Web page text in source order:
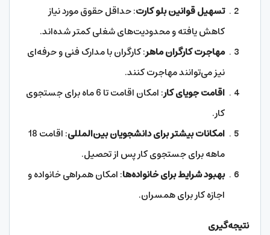
تسهیل قوانین بلو کارت: حداقل حقوق مورد نیاز
کاهش یافته و محدودیت‌های شغلی کمتر شده‌اند.
مهاجرت کارگران ماهر: کارگران با مدارک فنی و حرفه‌ای
نیز می‌توانند مهاجرت کنند.
اقامت جویای کار
: امکان اقامت تا 6 ماه برای جستجوی
کار.
امکانات بیشتر برای دانشجویان بین‌المللی
: اقامت 18
ماهه برای جستجوی کار پس از تحصیل.
بهبود شرایط برای خانواده‌ها: امکان همراهی خانواده و
اجازه کار برای همسران.
نتیجه‌گیری